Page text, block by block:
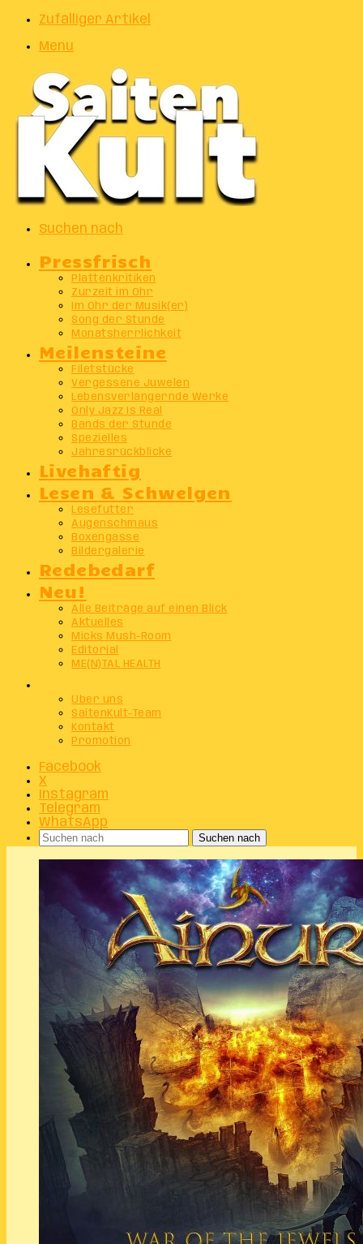
Zufälliger Artikel
Menu
Suchen nach
Pressfrisch
Plattenkritiken
Zurzeit im Ohr
Im Ohr der Musik(er)
Song der Stunde
Monatsherrlichkeit
Meilensteine
Filetstücke
Vergessene Juwelen
Lebensverlängernde Werke
Only Jazz Is Real
Bands der Stunde
Spezielles
Jahresrückblicke
Livehaftig
Lesen & Schwelgen
Lesefutter
Augenschmaus
Boxengasse
Bildergalerie
Redebedarf
Neu!
Alle Beiträge auf einen Blick
Aktuelles
Micks Mush-Room
Editorial
ME(N)TAL HEALTH
Über uns
SaitenKult-Team
Kontakt
Promotion
Facebook
X
Instagram
Telegram
WhatsApp
Suchen nach